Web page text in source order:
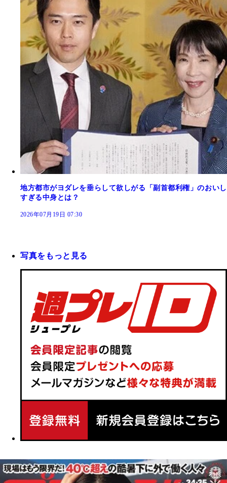
地方都市がヨダレを垂らして欲しがる「副首都利権」のおいし
すぎる中身とは？
2026年07月19日 07:30
写真をもっと見る